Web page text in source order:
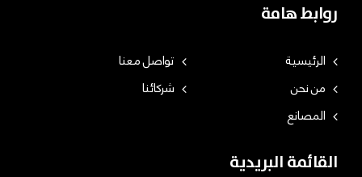
روابط هامة
الرئيسية
تواصل معنا
من نحن
شركائنا
المصانع
القائمة البريدية